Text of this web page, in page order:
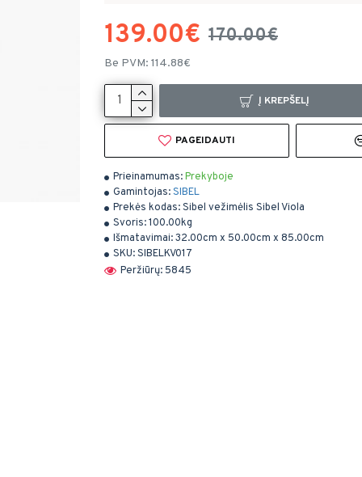
Prieinamumas:Prekyboje
Gamintojas:SIBEL
Prekės kodas:Sibel vežimėlis Sibel Viola
Svoris:100.00kg
Išmatavimai:32.00cm x 50.00cm x 85.00cm
SKU:SIBELKV017
Peržiūrų: 5845
139.00€ 170.00€
Be PVM: 114.88€
Į KREPŠELĮ
PAGEIDAUTI